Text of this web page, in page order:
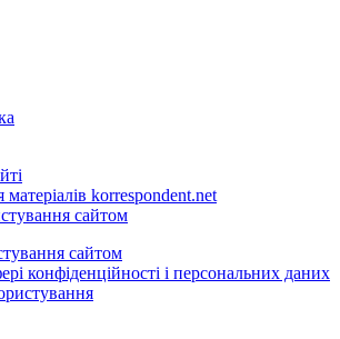
korrespondent.net
сайтом
сайтом
конфіденційності і персональних даних